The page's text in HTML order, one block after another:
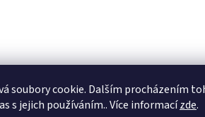
soubory cookie. Dalším procházením
s jejich používáním.. Více informacízde.